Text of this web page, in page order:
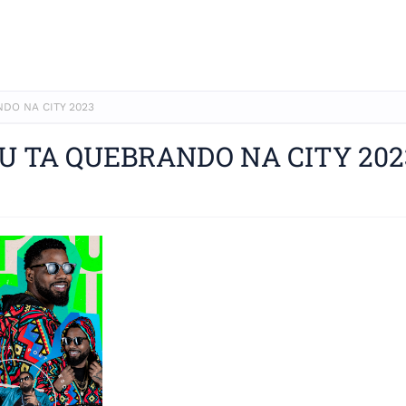
NA CITY 2023
TA QUEBRANDO NA CITY